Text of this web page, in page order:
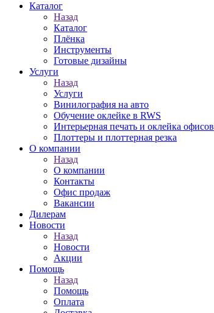
Каталог
Назад
Каталог
Плёнка
Инструменты
Готовые дизайны
Услуги
Назад
Услуги
Винилография на авто
Обучение оклейке в RWS
Интерьерная печать и оклейка офисов
Плоттеры и плоттерная резка
О компании
Назад
О компании
Контакты
Офис продаж
Вакансии
Дилерам
Новости
Назад
Новости
Акции
Помощь
Назад
Помощь
Оплата